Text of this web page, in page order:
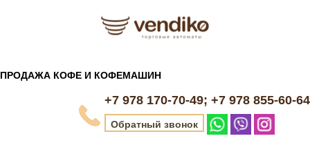
ПРОДАЖА КОФЕ И КОФЕМАШИН
+7 978 170-70-49; +7 978 855-60-64
Обратный звонок